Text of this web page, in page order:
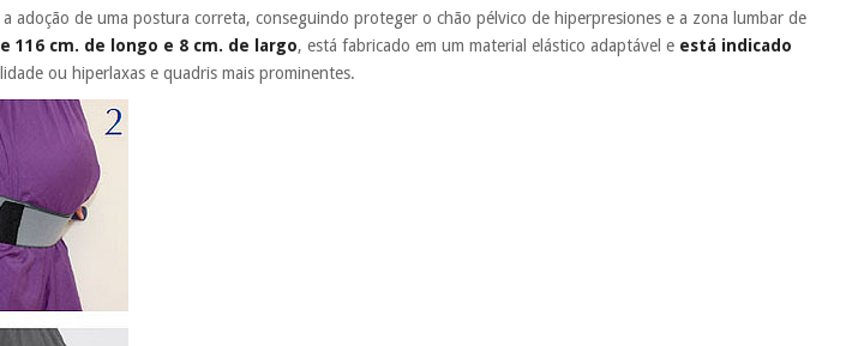
adoção de uma postura correta, conseguindo proteger o chão pélvico de hiperpresiones e a zona lumbar de
116 cm. de longo e 8 cm. de largo, está fabricado em um material elástico adaptável e está indicado
ou hiperlaxas e quadris mais prominentes.